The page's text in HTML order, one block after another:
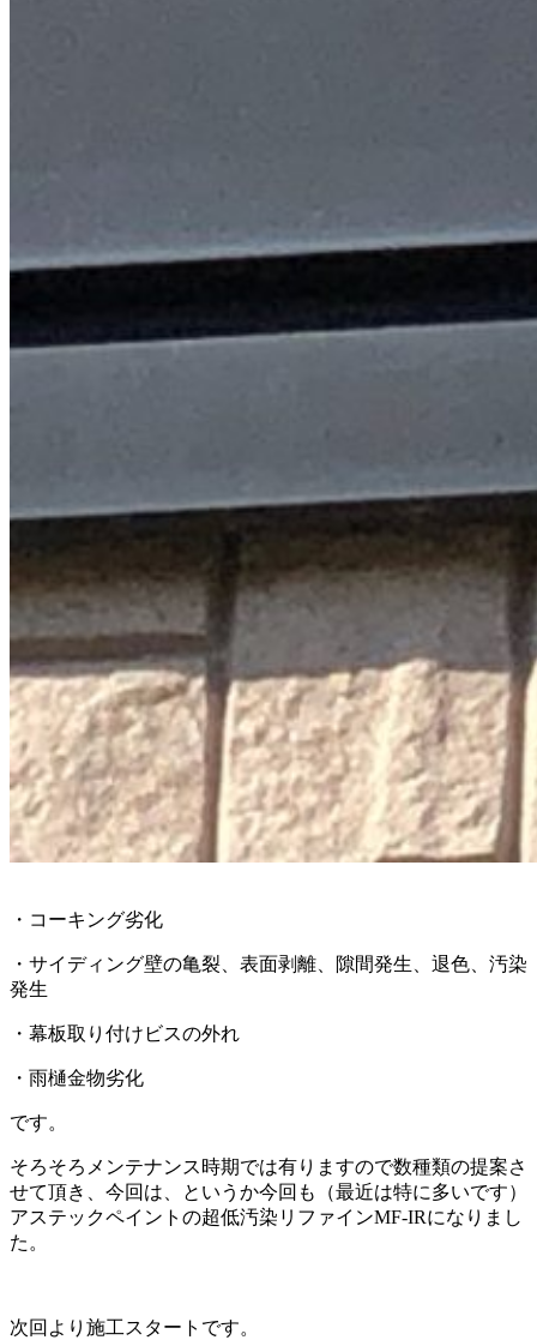
・コーキング劣化
・サイディング壁の亀裂、表面剥離、隙間発生、退色、汚染
発生
・幕板取り付けビスの外れ
・雨樋金物劣化
です。
そろそろメンテナンス時期では有りますので数種類の提案さ
せて頂き、今回は、というか今回も（最近は特に多いです）
アステックペイントの超低汚染リファインMF-IRになりまし
た。
次回より施工スタートです。